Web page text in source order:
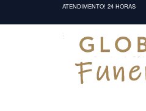
ATENDIMENTO! 24 HORAS